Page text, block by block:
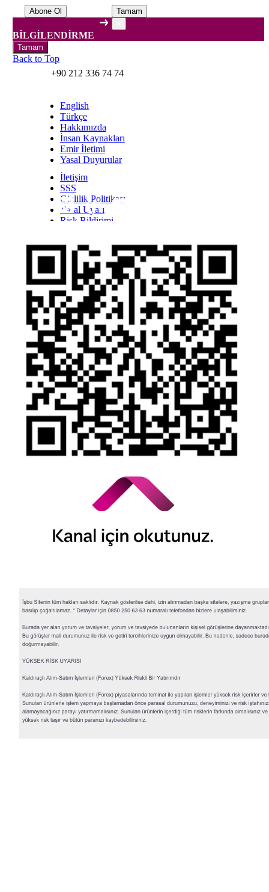
Tamam
BİLGİLENDİRME
Tamam
Back to Top
+90 212 336 74 74
English
Türkçe
Hakkımızda
İnsan Kaynakları
Emir İletimi
Yasal Duyurular
İletişim
SSS
Gizlilik Politikası
Yasal Uyarı
Risk Bildirimi
YTM - Zamanaşımına Uğrayacak Emanet ve
Alacaklar
Olağanüstü Piyasa Koşulları
Bilgi Toplumu Hizmetleri
TwittLinkYoutWhatsapp